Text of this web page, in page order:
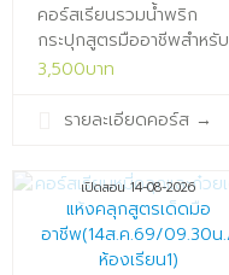
คอร์สเรียนรวมน้ำพริก
กระปุกสูตรมืออาชีพสำหรับ
ทำขาย(13ส.ค.69/09.30น./
3,500บาท
รายละเอียดคอร์ส →
เปิดสอน 14-08-2026